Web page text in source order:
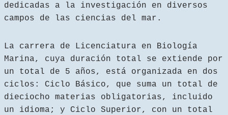
dedicadas a la investigación en diversos
campos de las ciencias del mar.
La carrera de Licenciatura en Biología
Marina, cuya duración total se extiende por
un total de 5 años, está organizada en dos
ciclos: Ciclo Básico, que suma un total de
dieciocho materias obligatorias, incluido
un idioma; y Ciclo Superior, con un total